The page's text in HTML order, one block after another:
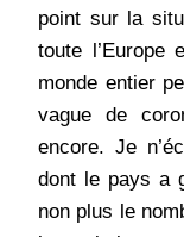
point sur la
toute l’Europe
monde entier
vague de
encore. Je
dont le pays a
non plus le